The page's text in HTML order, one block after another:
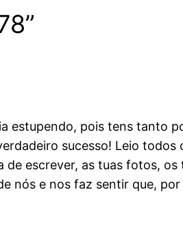
estupendo, pois tens tanto
sucesso! Leio
de escrever, as tuas fotos,
nós e nos faz sentir que,